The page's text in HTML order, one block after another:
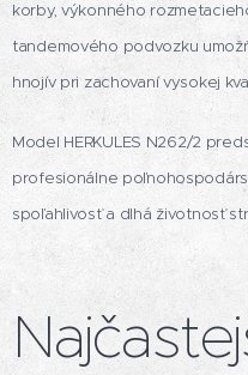
korby, výkonného
tandemového podvozku
hnojív pri zachovaní vysokej
Model HERKULES N262/2
profesionálne
spoľahlivosť a dlhá životnosť